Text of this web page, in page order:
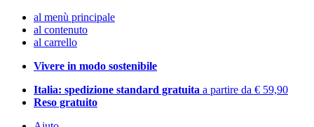
al menù principale
al contenuto
al carrello
Vivere in modo sostenibile
Italia: spedizione standard gratuita a partire da € 59,90
Reso gratuito